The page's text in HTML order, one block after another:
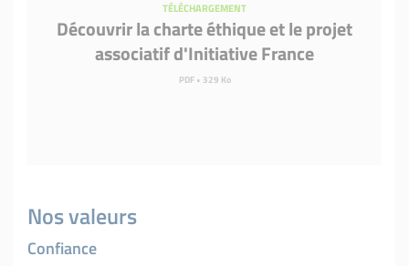
TÉLÉCHARGEMENT
Découvrir la charte éthique et le projet
associatif d'Initiative France
PDF • 329 Ko
Nos valeurs
Confiance